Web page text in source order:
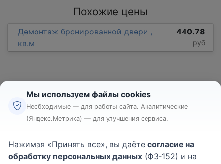
Похожие цены
Демонтаж бронированной двери ,
кв.м
440.78
руб
Реклама
Пользовательское соглашение
Политика конфиденциальности
Мы используем файлы cookies
Необходимые — для работы сайта. Аналитические
(Яндекс.Метрика) — для улучшения сервиса.
Нажимая «Принять все», вы даёте согласие на
обработку персональных данных (ФЗ‑152) и на